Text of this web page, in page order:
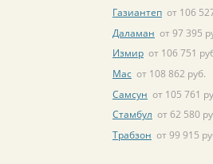
Газиантеп от 106
Даламан от 97 395
Измир от 106 751
Мас от 108 862 руб.
Самсун от 105 761
Стамбул от 62 580
Трабзон от 99 915